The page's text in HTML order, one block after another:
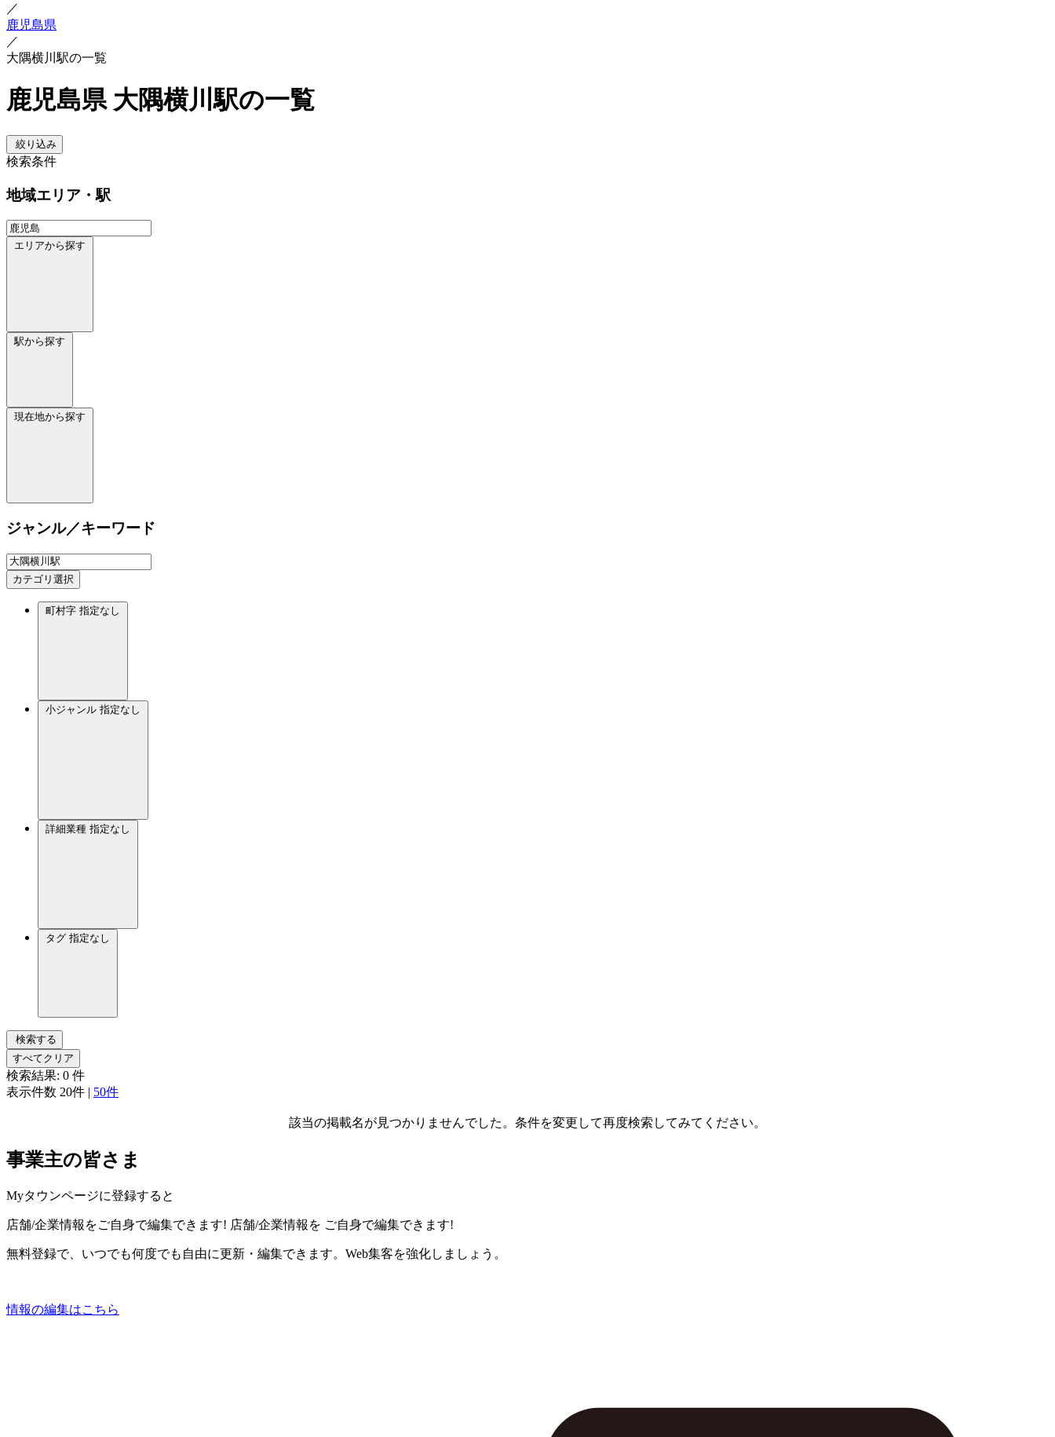
／
鹿児島県
／
大隅横川駅の一覧
鹿児島県 大隅横川駅の一覧
絞り込み
検索条件
地域エリア・駅
エリアから探す
駅から探す
現在地から探す
ジャンル／キーワード
カテゴリ選択
町村字 指定なし
小ジャンル 指定なし
詳細業種 指定なし
タグ 指定なし
検索する
すべてクリア
検索結果: 0 件
表示件数 20件 | 50件
該当の掲載名が見つかりませんでした。条件を変更して再度検索してみてください。
事業主の皆さま
Myタウンページに登録すると
店舗/企業情報をご自身で編集できます! 店舗/企業情報を ご自身で編集できます!
無料登録で、いつでも何度でも自由に更新・編集できます。Web集客を強化しましょう。
情報の編集はこちら